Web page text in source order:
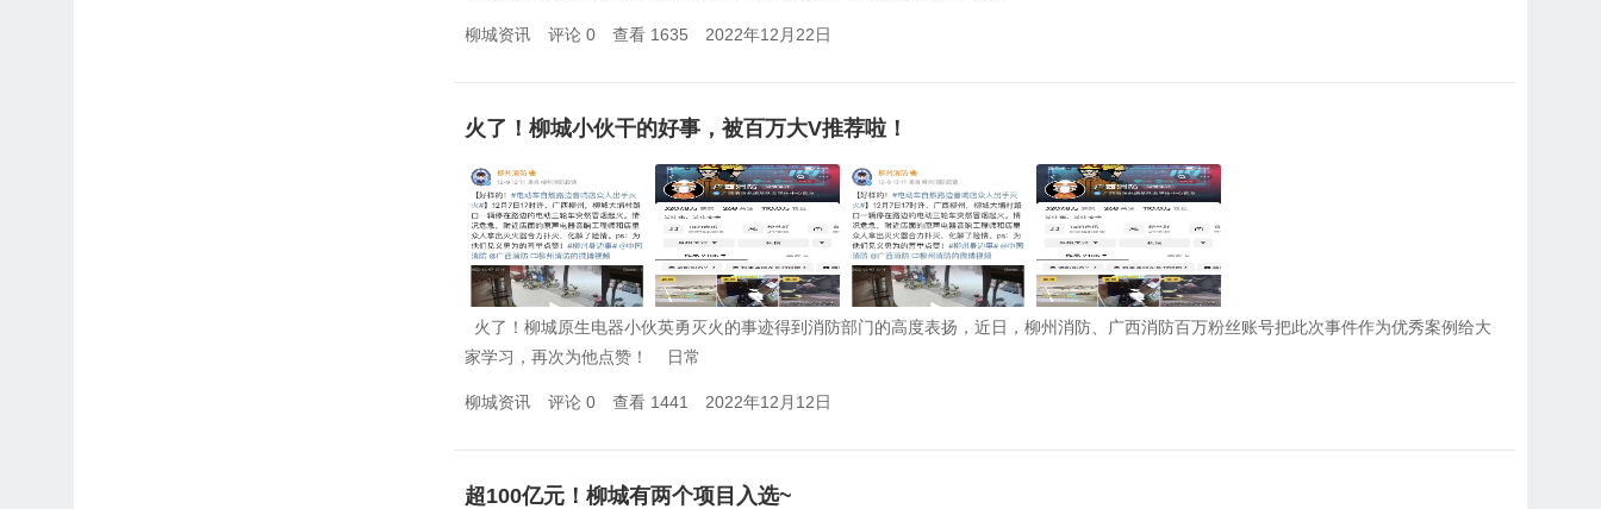
柳城资讯 评论 0 查看 1635 2022年12月22日
火了！柳城小伙干的好事，被百万大V推荐啦！
火了！柳城原生电器小伙英勇灭火的事迹得到消防部门的高度表扬，近日，柳州消防、广西消防百万粉丝账号把此次事件作为优秀案例给大
家学习，再次为他点赞！ 日常
柳城资讯 评论 0 查看 1441 2022年12月12日
超100亿元！柳城有两个项目入选~